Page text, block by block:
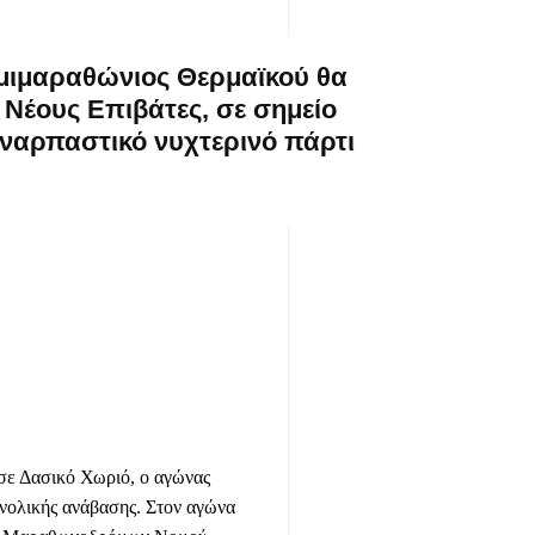
Θερμαϊκού θα
Επιβάτες, σε σημείο
νυχτερινό πάρτι
Δασικό Χωριό, ο αγώνας
ανάβασης. Στον αγώνα